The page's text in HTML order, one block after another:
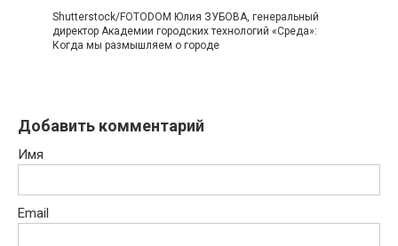
Shutterstock/FOTODOM Юлия ЗУБОВА, генеральный
директор Академии городских технологий «Среда»:
Когда мы размышляем о городе
Добавить комментарий
Имя
Email